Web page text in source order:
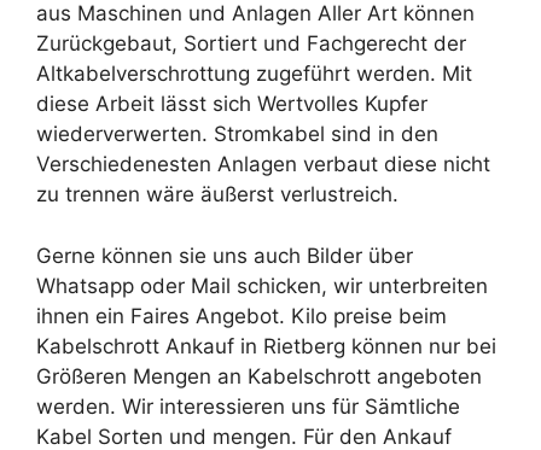
aus Maschinen und Anlagen Aller Art können
Zurückgebaut, Sortiert und Fachgerecht der
Altkabelverschrottung zugeführt werden. Mit
diese Arbeit lässt sich Wertvolles Kupfer
wiederverwerten. Stromkabel sind in den
Verschiedenesten Anlagen verbaut diese nicht
zu trennen wäre äußerst verlustreich.
Gerne können sie uns auch Bilder über
Whatsapp oder Mail schicken, wir unterbreiten
ihnen ein Faires Angebot. Kilo preise beim
Kabelschrott Ankauf in Rietberg können nur bei
Größeren Mengen an Kabelschrott angeboten
werden. Wir interessieren uns für Sämtliche
Kabel Sorten und mengen. Für den Ankauf